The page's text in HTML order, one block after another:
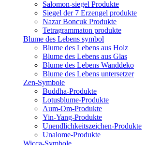
Salomon-siegel Produkte
Siegel der 7 Erzengel produkte
Nazar Boncuk Produkte
Tetragrammaton produkte
Blume des Lebens symbol​
Blume des Lebens aus Holz
Blume des Lebens aus Glas
Blume des Lebens Wanddeko
Blume des Lebens untersetzer
Zen-Symbole
Buddha-Produkte
Lotusblume-Produkte
Aum-Om-Produkte
Yin-Yang-Produkte
Unendlichkeitszeichen-Produkte
Unalome-Produkte
Wicca-Symbole